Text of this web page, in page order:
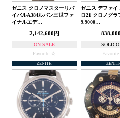
ゼニス クロノマスターリバ
イバルA384ルパン三世ファ
イナルエデ…
2,142,600円
ON SALE
Favorite
ゼニス デファイ
ロ21 クロノグラ
9.9000…
SOLD
Favorite
ZENITH